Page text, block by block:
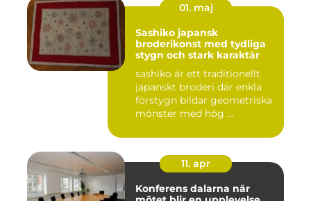
01. maj
Sashiko japansk
broderikonst med tydliga
stygn och stark karaktär
sashiko är ett traditionellt
japanskt broderi där enkla
förstygn bildar geometriska
mönster med hög ...
11. apr
Konferens dalarna när